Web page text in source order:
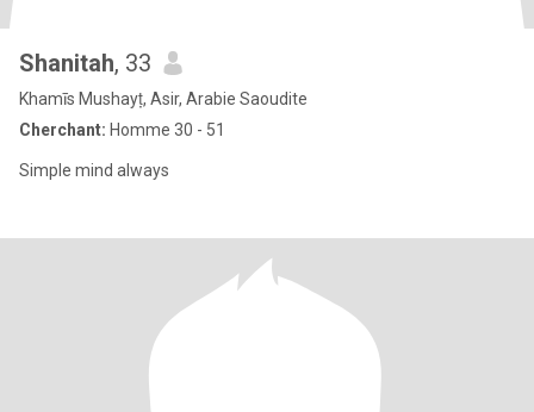
Shanitah, 33
Khamīs Mushayṭ, Asir, Arabie Saoudite
Cherchant: Homme 30 - 51
Simple mind always